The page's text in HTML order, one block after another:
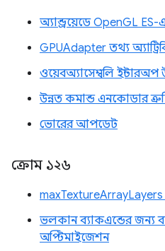
অ্যান্ড্রয়েডে OpenGL
GPUAdapter তথ্য
ওয়েবঅ্যাসেম্বলি ইন্টারঅপ
উন্নত কমান্ড এনকোডার
ভোরের আপডেট
ক্রোম ১২৬
maxTextureArrayLayers
ভলকান ব্যাকএন্ডের
অপ্টিমাইজেশন